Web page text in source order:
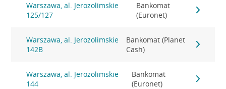
Warszawa, al. Jerozolimskie
125/127
Bankomat
(Euronet)
Warszawa, al. Jerozolimskie
142B
Bankomat (Planet
Cash)
Warszawa, al. Jerozolimskie
144
Bankomat
(Euronet)